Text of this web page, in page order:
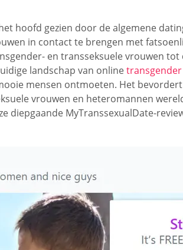
hoofd gezien door de algemene
in contact te brengen met
en transseksuele vrouwen
landschap van online
mensen ontmoeten. Het
vrouwen en heteromannen
diepgaande MyTranssexualDate-